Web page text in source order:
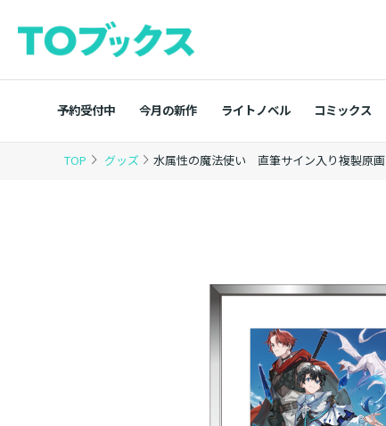
予約受付中 今月の新作 ライトノベル コミックス
TOP グッズ 水属性の魔法使い 直筆サイン入り複製原画